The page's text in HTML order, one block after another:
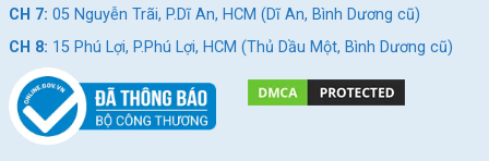
Xe Đạp Trẻ Em Raccoon
Lana 12 Inch
1.890.000₫
Xe Đạp Trẻ Em Jazz Bear
A-2301 18 Inch
CH 7: 05 Nguyễn Trãi, P.Dĩ An, HCM (Dĩ An, Bình Dương cũ)
CH 8: 15 Phú Lợi, P.Phú Lợi, HCM (Thủ Dầu Một, Bình Dương cũ)